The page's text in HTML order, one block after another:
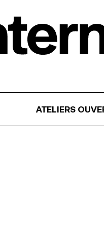
ATELIERS